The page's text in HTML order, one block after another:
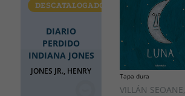
DIARIO
PERDIDO
INDIANA JONES
JONES JR., HENRY
DESCATALOGADO
Tapa dura
VILLÁN SEOANE,